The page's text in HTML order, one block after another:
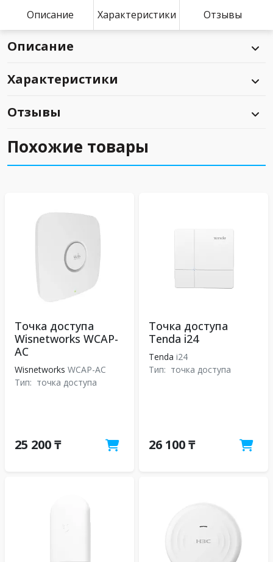
Описание
Характеристики Отзывы
Описание
Характеристики
Отзывы
Похожие товары
Точка доступа
Wisnetworks WCAP-
AC
Wisnetworks WCAP-AC
Тип: точка доступа
25 200 ₸
Точка доступа
Tenda i24
Tenda i24
Тип: точка доступа
26 100 ₸